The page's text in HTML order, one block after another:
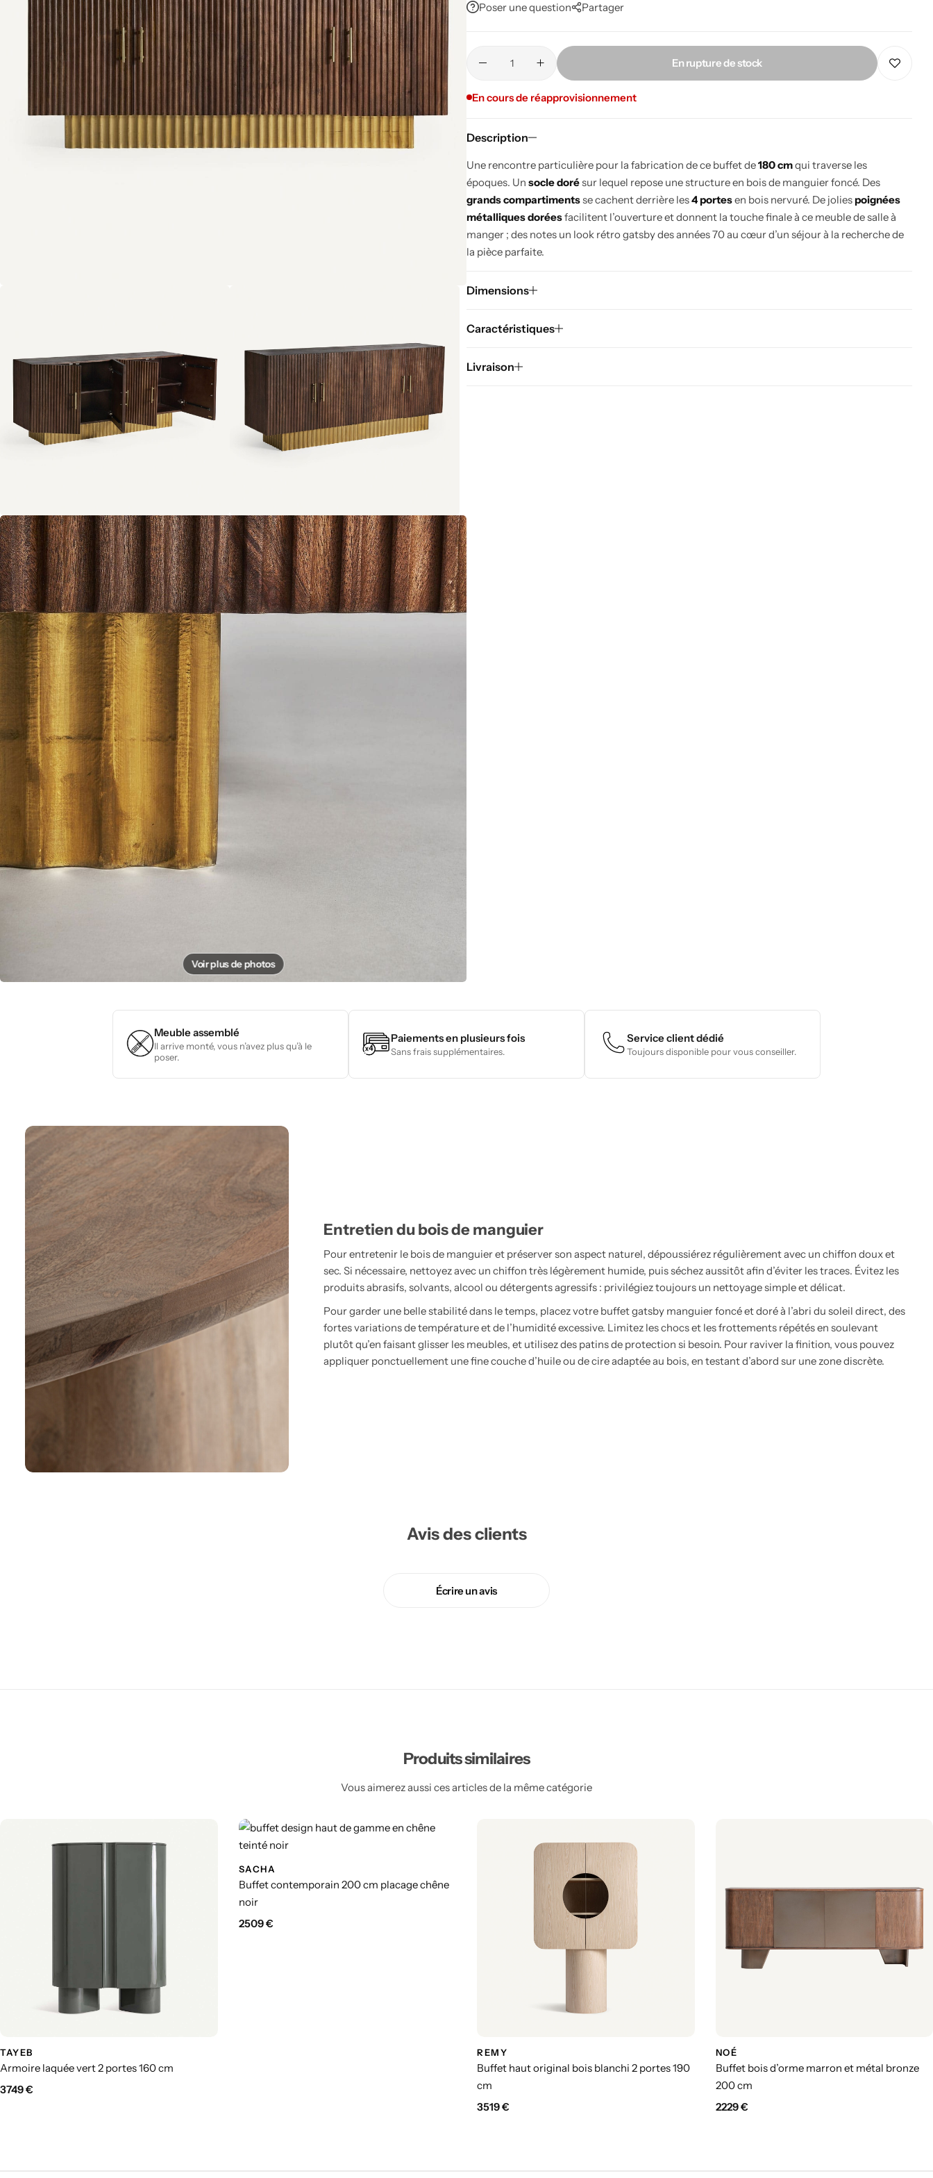
Voir plus de photos
Poser une question Partager
En rupture de stock
En cours de réapprovisionnement
Description
Une rencontre particulière pour la fabrication de ce buffet de180 cmqui traverse les
époques. Un socle dorésur lequel repose une structure en bois de manguier foncé. Des
grands compartimentsse cachent derrière les4 portesen bois nervuré. De jolies poignées
métalliques doréesfacilitent l’ouverture et donnent la touche finale à ce meuble de salle à
manger ; des notes un look rétro gatsby des années 70 au cœur d’un séjour à la recherche de
la pièce parfaite.
Dimensions
Caractéristiques
Livraison
Meuble assemblé
Il arrive monté, vous n’avez plus qu’à le
poser.
Paiements en plusieurs fois
Sans frais supplémentaires.
Service client dédié
Toujours disponible pour vous conseiller.
Entretien du bois de manguier
Pour entretenir le bois de manguier et préserver son aspect naturel, dépoussiérez régulièrement avec un chiffon doux et
sec. Si nécessaire, nettoyez avec un chiffon très légèrement humide, puis séchez aussitôt afin d’éviter les traces. Évitez les
produits abrasifs, solvants, alcool ou détergents agressifs : privilégiez toujours un nettoyage simple et délicat.
Pour garder une belle stabilité dans le temps, placez votre buffet gatsby manguier foncé et doré à l’abri du soleil direct, des
fortes variations de température et de l’humidité excessive. Limitez les chocs et les frottements répétés en soulevant
plutôt qu’en faisant glisser les meubles, et utilisez des patins de protection si besoin. Pour raviver la finition, vous pouvez
appliquer ponctuellement une fine couche d’huile ou de cire adaptée au bois, en testant d’abord sur une zone discrète.
Avis des clients
Écrire un avis
Produits similaires
Vous aimerez aussi ces articles de la même catégorie
TAYEB
Armoire laquée vert 2 portes 160 cm
3749€
SACHA
Buffet contemporain 200 cm placage chêne
noir
2509€
REMY
Buffet haut original bois blanchi 2 portes 190
cm
3519€
NOÉ
Buffet bois d’orme marron et métal bronze
200 cm
2229€
Tout voir